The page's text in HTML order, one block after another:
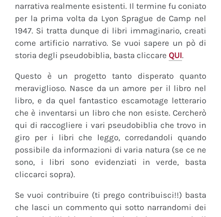
narrativa realmente esistenti. Il termine fu coniato
per la prima volta da Lyon Sprague de Camp nel
1947. Si tratta dunque di libri immaginario, creati
come artificio narrativo. Se vuoi sapere un pò di
storia degli pseudobiblia, basta cliccare QUI.
Questo è un progetto tanto disperato quanto
meraviglioso. Nasce da un amore per il libro nel
libro, e da quel fantastico escamotage letterario
che è inventarsi un libro che non esiste. Cercherò
qui di raccogliere i vari pseudobiblia che trovo in
giro per i libri che leggo, corredandoli quando
possibile da informazioni di varia natura (se ce ne
sono, i libri sono evidenziati in verde, basta
cliccarci sopra).
Se vuoi contribuire (ti prego contribuisci!!) basta
che lasci un commento qui sotto narrandomi dei